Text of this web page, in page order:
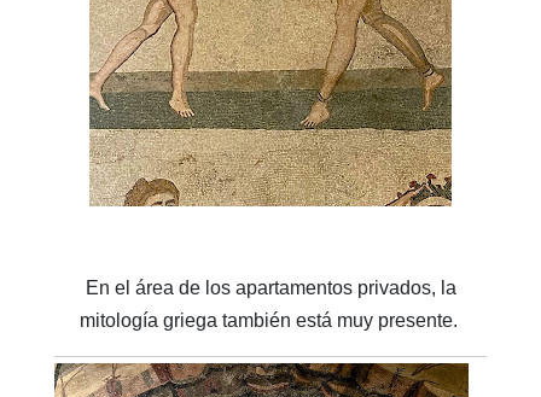
En el área de los apartamentos privados, la
mitología griega también está muy presente.